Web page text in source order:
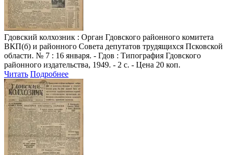
Гдовский колхозник : Орган Гдовского районного комитета
ВКП(б) и районного Совета депутатов трудящихся Псковской
области. № 7 : 16 января. - Гдов : Типография Гдовского
районного издательства, 1949. - 2 с. - Цена 20 коп.
Читать Подробнее